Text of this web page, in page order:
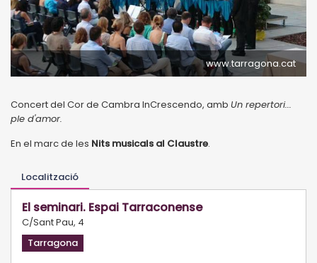
www.tarragona.cat
Concert del Cor de Cambra InCrescendo, amb Un repertori...
ple d'amor.
En el marc de les Nits musicals al Claustre.
Localització
El seminari. Espai Tarraconense
C/Sant Pau, 4
Tarragona